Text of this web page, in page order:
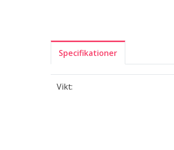
Specifikationer
Vikt: